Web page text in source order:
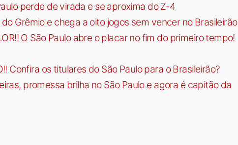
perde de virada e se aproxima do Z-4
Grêmio e chega a oito jogos sem vencer no Brasileirão
O São Paulo abre o placar no fim do primeiro tempo!
Confira os titulares do São Paulo para o Brasileirão?
promessa brilha no São Paulo e agora é capitão da